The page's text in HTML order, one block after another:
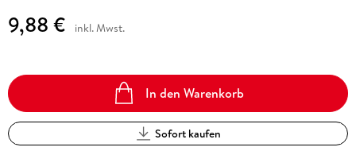
9,88 € inkl. Mwst.
In den Warenkorb
Sofort kaufen